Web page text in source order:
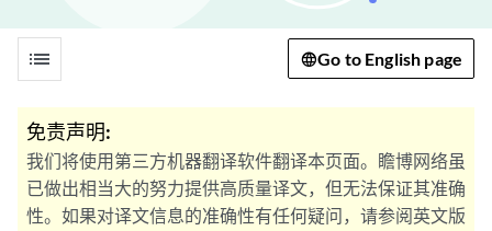
list Go to English page
免责声明:
我们将使用第三方机器翻译软件翻译本页面。瞻博网络虽
已做出相当大的努力提供高质量译文，但无法保证其准确
性。如果对译文信息的准确性有任何疑问，请参阅英文版